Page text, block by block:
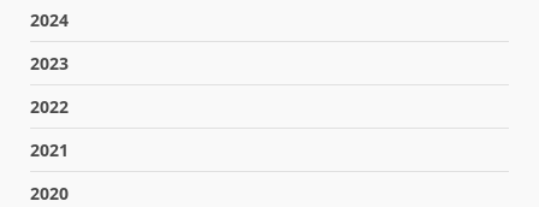
2024
2023
2022
2021
2020